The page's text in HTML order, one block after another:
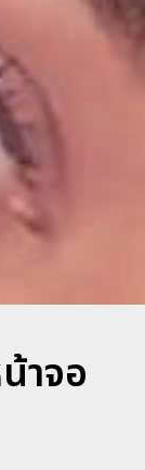
าจอ